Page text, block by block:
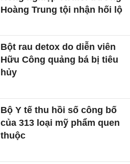
Hoàng Trung tội nhận hối lộ
Bột rau detox do diễn viên
Hữu Công quảng bá bị tiêu
hủy
Bộ Y tế thu hồi số công bố
của 313 loại mỹ phẩm quen
thuộc